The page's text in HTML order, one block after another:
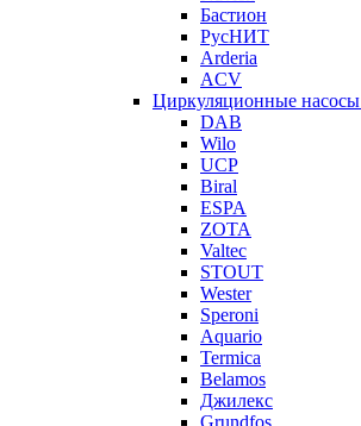
Бастион
РусНИТ
Arderia
ACV
Циркуляционные насосы
DAB
Wilo
UCP
Biral
ESPA
ZOTA
Valtec
STOUT
Wester
Speroni
Aquario
Termica
Belamos
Джилекс
Grundfos